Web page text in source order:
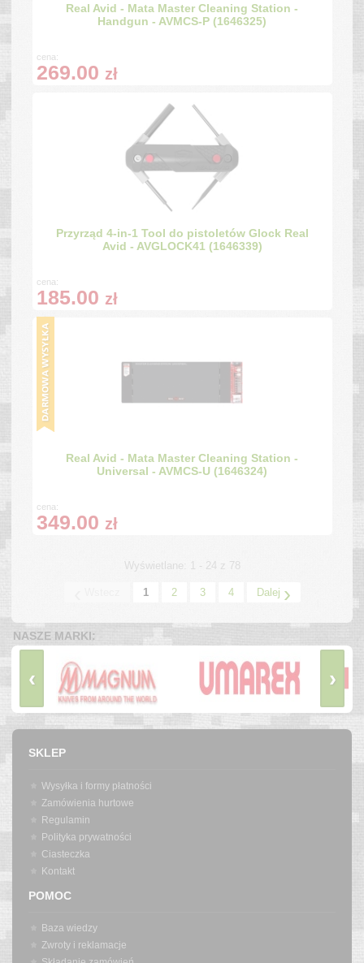
Real Avid - Mata Master Cleaning Station -
Handgun - AVMCS-P (1646325)
cena:
269.00 zł
Przyrząd 4-in-1 Tool do pistoletów Glock Real
Avid - AVGLOCK41 (1646339)
cena:
185.00 zł
Real Avid - Mata Master Cleaning Station -
Universal - AVMCS-U (1646324)
cena:
349.00 zł
Wyświetlane: 1 - 24 z 78
1 2 3 4 Dalej ›
NASZE MARKI:
‹ ›
SKLEP
Wysyłka i formy płatności
Zamówienia hurtowe
Regulamin
Polityka prywatności
Ciasteczka
Kontakt
POMOC
Baza wiedzy
Zwroty i reklamacje